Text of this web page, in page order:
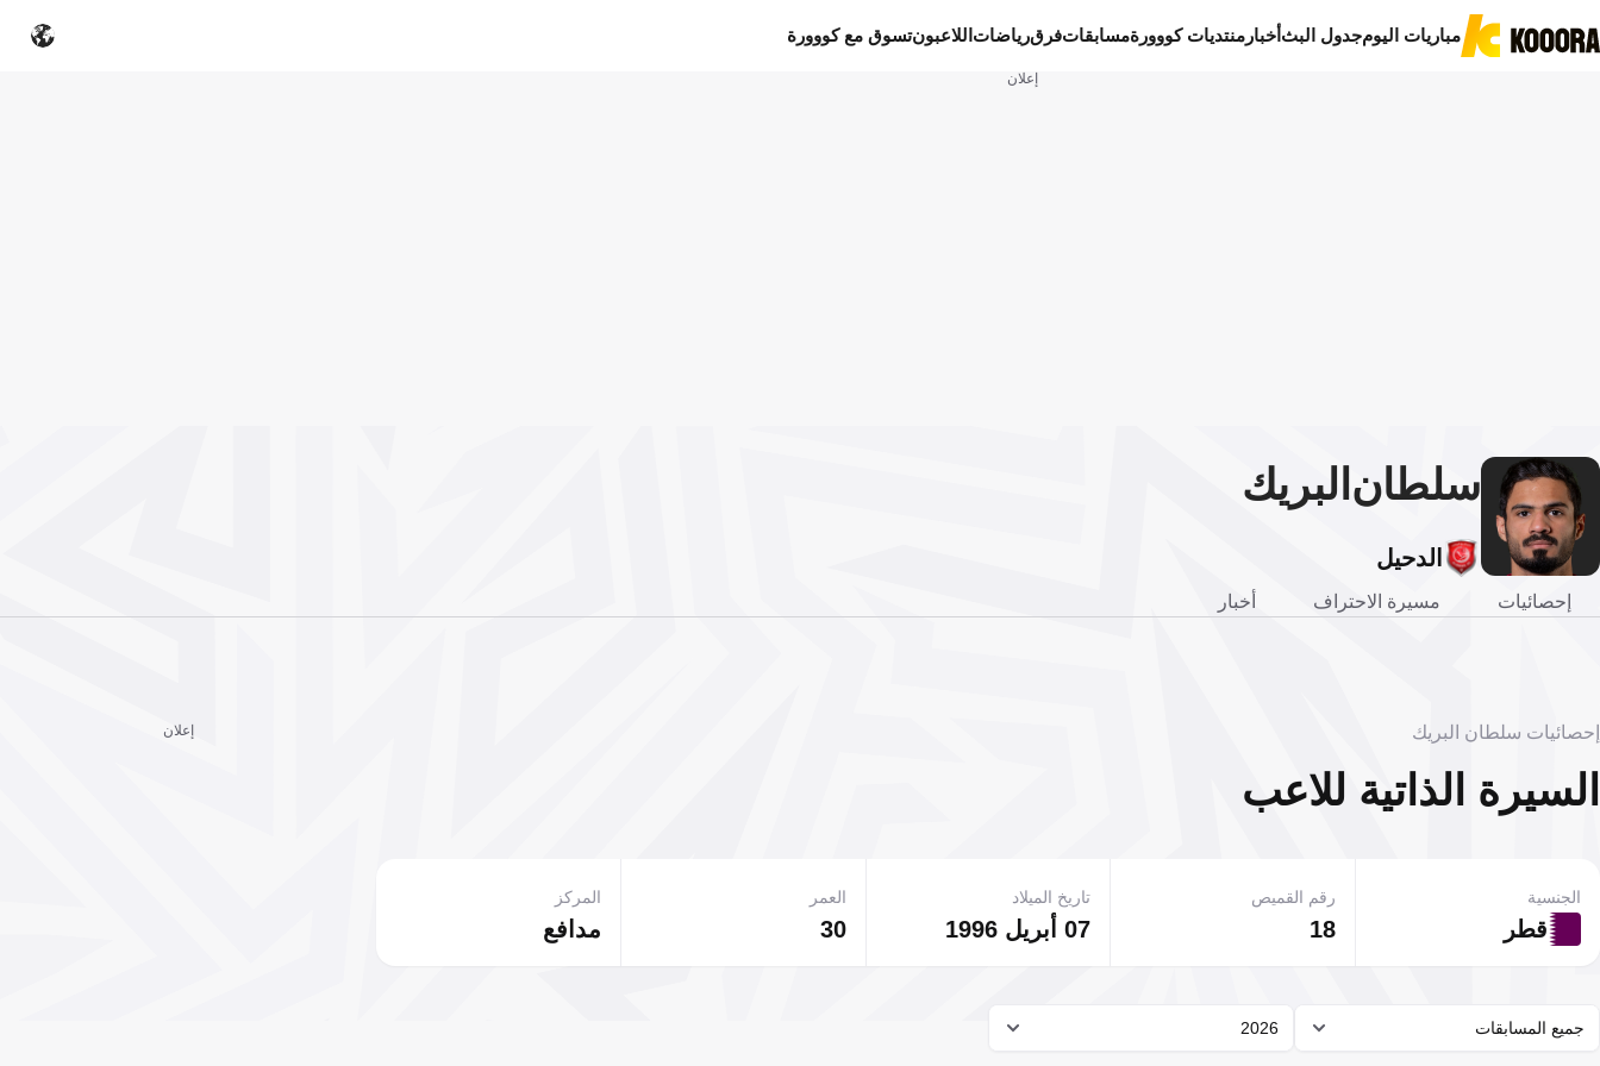
مباريات اليومجدول البثأخبار منتديات كووورةمسابقاتفرقرياضات اللاعبونتسوق مع كووورة
إعلان
سلطان البريك
الدحيل
إحصائيات مسيرة الاحتراف أخبار
إحصائيات سلطان البريك
السيرة الذاتية للاعب
قطر
الجنسية
18
رقم القميص
07 أبريل 1996
تاريخ الميلاد
30
العمر
مدافع
المركز
جميع المسابقات 2026
إعلان